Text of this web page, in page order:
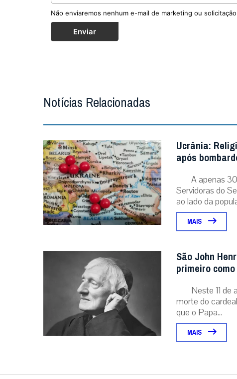
Não enviaremos nenhum e-mail de marketing ou
Enviar
Notícias Relacionadas
Ucrânia:
após
A apenas
Servidoras do
ao lado da
MAIS
São John
primeiro
Neste 11 de
morte do
que o Papa...
MAIS